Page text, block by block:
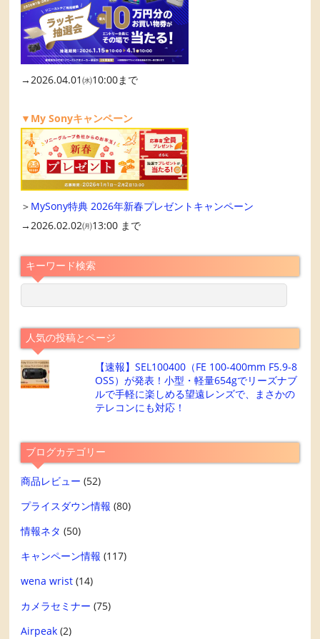
→2026.04.01㈬10:00まで
▼My Sonyキャンペーン
＞ MySony特典 2026年新春プレゼントキャンペーン
→2026.02.02㈪13:00 まで
キーワード検索
人気の投稿とページ
【速報】SEL100400（FE 100-400mm F5.9-8
OSS）が発表！小型・軽量654gでリーズナブ
ルで手軽に楽しめる望遠レンズで、まさかの
テレコンにも対応！
ブログカテゴリー
商品レビュー (52)
プライスダウン情報 (80)
情報ネタ (50)
キャンペーン情報 (117)
wena wrist (14)
カメラセミナー (75)
Airpeak (2)